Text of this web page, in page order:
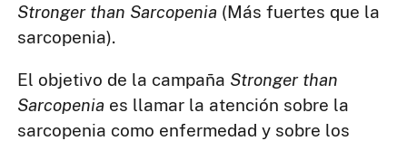
Stronger than Sarcopenia (Más fuertes que la
sarcopenia).
El objetivo de la campaña Stronger than
Sarcopenia es llamar la atención sobre la
sarcopenia como enfermedad y sobre los